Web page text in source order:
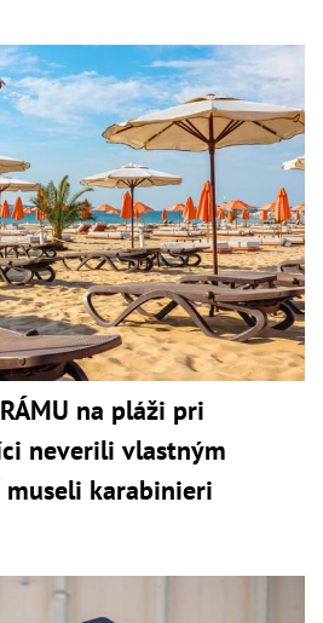
na pláži pri
neverili vlastným
karabinieri